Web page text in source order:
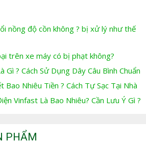
nồng độ cồn không ? bị xử lý như thế
trên xe máy có bị phạt không?
Gì ? Cách Sử Dụng Dây Câu Bình Chuẩn
Bao Nhiêu Tiền ? Cách Tự Sạc Tại Nhà
Vinfast Là Bao Nhiêu? Cần Lưu Ý Gì ?
PHẨM